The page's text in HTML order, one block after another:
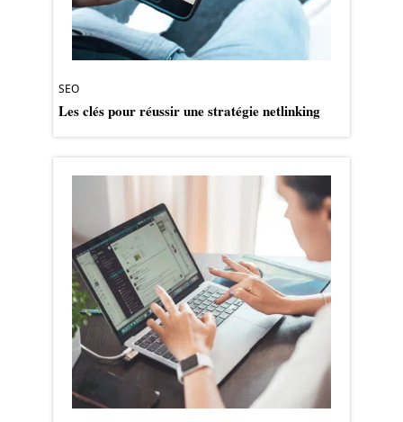
SEO
Les clés pour réussir une stratégie netlinking